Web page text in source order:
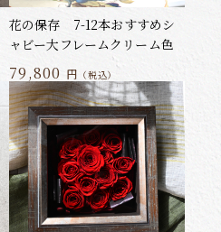
花の保存 7-12本おすすめシ
ャビー大フレームクリーム色
79,800 円 （税込）